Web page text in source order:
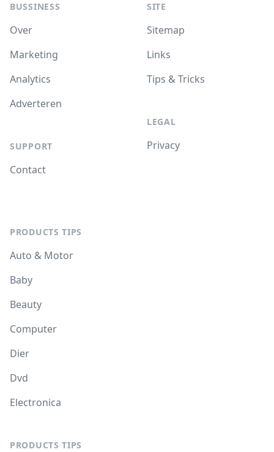
BUSSINESS
Over
Marketing
Analytics
Adverteren
SUPPORT
Contact
SITE
Sitemap
Links
Tips & Tricks
LEGAL
Privacy
PRODUCTS TIPS
Auto & Motor
Baby
Beauty
Computer
Dier
Dvd
Electronica
PRODUCTS TIPS